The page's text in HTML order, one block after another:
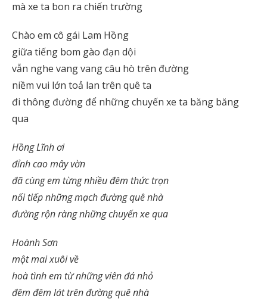
mà xe ta bon ra chiến trường
Chào em cô gái Lam Hồng
giữa tiếng bom gào đạn dội
vẫn nghe vang vang câu hò trên đường
niềm vui lớn toả lan trên quê ta
đi thông đường để những chuyến xe ta băng băng
qua
Hồng Lĩnh ơi
đỉnh cao mây vờn
đã cùng em từng nhiều đêm thức trọn
nối tiếp những mạch đường quê nhà
đường rộn ràng những chuyến xe qua
Hoành Sơn
một mai xuôi về
hoà tình em từ những viên đá nhỏ
đêm đêm lát trên đường quê nhà